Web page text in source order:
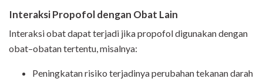
Interaksi Propofol dengan Obat Lain
Interaksi obat dapat terjadi jika propofol digunakan dengan
obat–obatan tertentu, misalnya:
Peningkatan risiko terjadinya perubahan tekanan darah